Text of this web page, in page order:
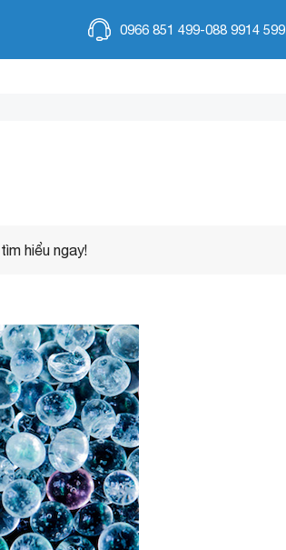
0966 851 499-088 9914 599
hiểu ngay!